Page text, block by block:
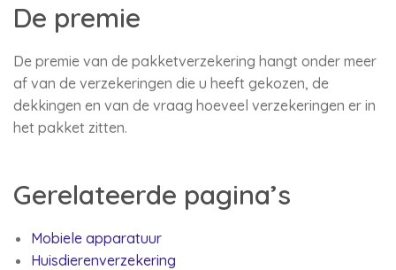
De premie
De premie van de pakketverzekering hangt onder meer
af van de verzekeringen die u heeft gekozen, de
dekkingen en van de vraag hoeveel verzekeringen er in
het pakket zitten.
Gerelateerde pagina’s
Mobiele apparatuur
Huisdierenverzekering